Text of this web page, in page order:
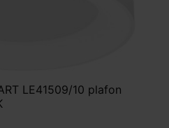
LE41509/10 plafon